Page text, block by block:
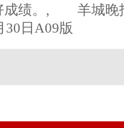
成绩。, 羊城
30日A09版